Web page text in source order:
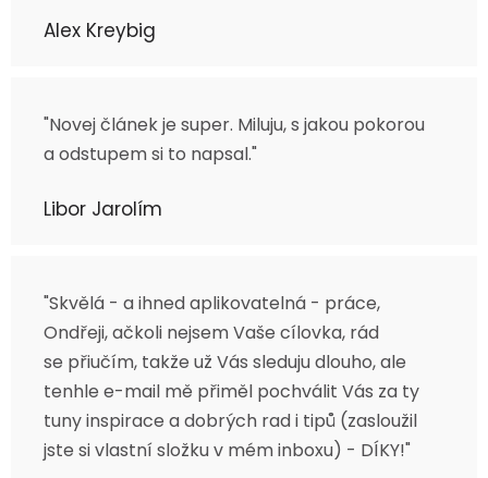
Alex Kreybig
"Novej článek je super. Miluju, s jakou pokorou
a odstupem si to napsal."
Libor Jarolím
"Skvělá - a ihned aplikovatelná - práce,
Ondřeji, ačkoli nejsem Vaše cílovka, rád
se přiučím, takže už Vás sleduju dlouho, ale
tenhle e-mail mě přiměl pochválit Vás za ty
tuny inspirace a dobrých rad i tipů (zasloužil
jste si vlastní složku v mém inboxu) - DÍKY!"